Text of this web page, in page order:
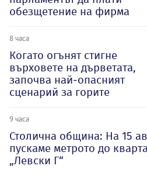
обезщетение на фирма
8 часа
Когато огънят стигне
върховете на дърветата,
започва най-опасният
сценарий за горите
9 часа
Столична община: На 15
пускаме метрото до
„Левски Г“